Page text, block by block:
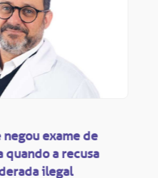
negou exame de
quando a recusa
ilegal